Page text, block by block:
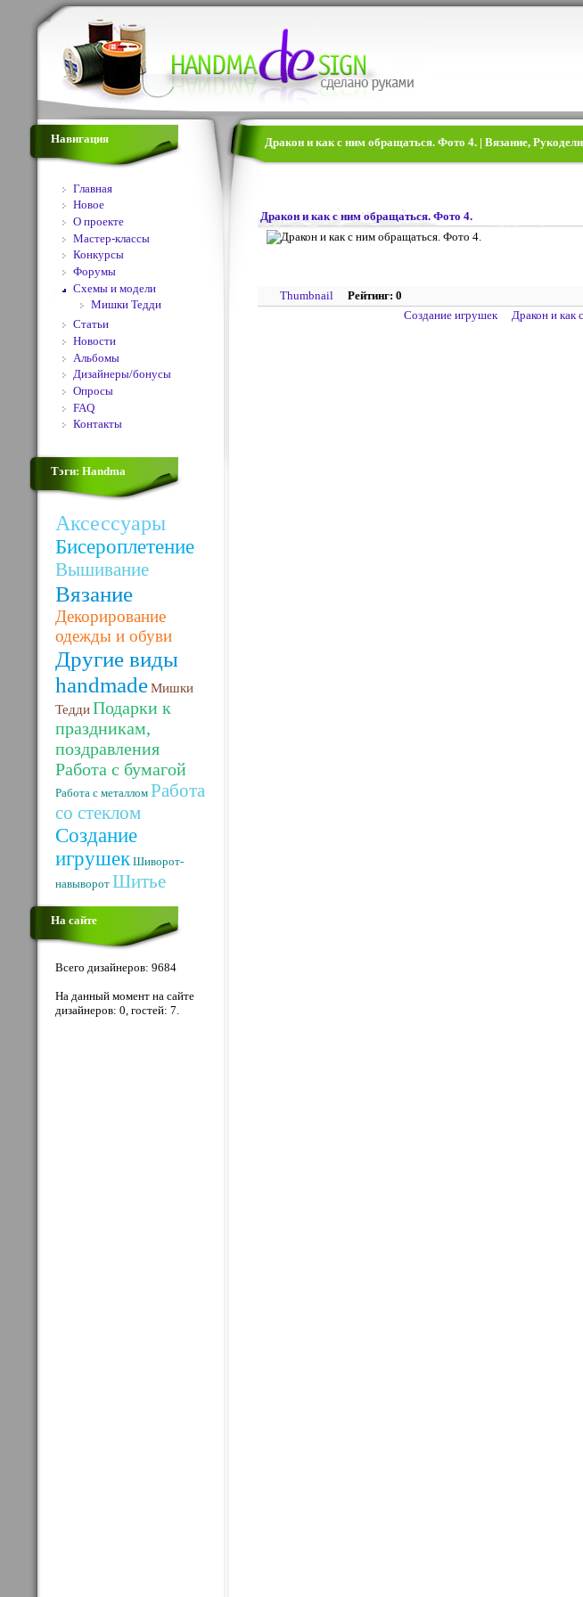
Навигация
Главная
Новое
О проекте
Мастер-классы
Конкурсы
Форумы
Схемы и модели
Мишки Тедди
Статьи
Новости
Альбомы
Дизайнеры/бонусы
Опросы
FAQ
Контакты
Тэги: Handma
Аксессуары
Бисероплетение
Вышивание
Вязание
Декорирование
одежды и обуви
Другие виды
handmadeМишки
ТеддиПодарки к
праздникам,
поздравления
Работа с бумагой
Работа с металлом Работа
со стеклом
Создание
игрушек Шиворот-
навыворот Шитье
На сайте
Всего дизайнеров: 9684
На данный момент на сайте
дизайнеров: 0, гостей: 7.
Дракон и как с ним обращаться. Фото 4. | Вязание,
Дракон и как с ним обращаться. Фото 4.
Thumbnail
Рейтинг: 0
Создание игрушек
Дракон и как